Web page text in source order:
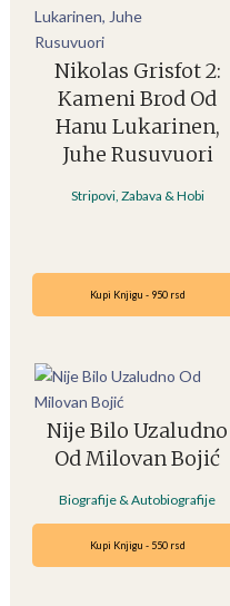
Nikolas Grisfot 2:
Kameni Brod Od
Hanu Lukarinen,
Juhe Rusuvuori
Stripovi, Zabava & Hobi
Kupi Knjigu - 950 rsd
Nije Bilo Uzaludno
Od Milovan Bojić
Biografije & Autobiografije
Kupi Knjigu - 550 rsd